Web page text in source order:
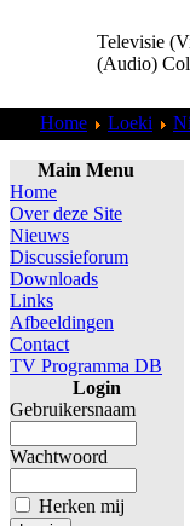
Televisie
(Audio)
Home Loeki
Main Menu
Home
Over deze Site
Nieuws
Discussieforum
Downloads
Links
Afbeeldingen
Contact
TV Programma DB
Login
Gebruikersnaam
Wachtwoord
Herken mij